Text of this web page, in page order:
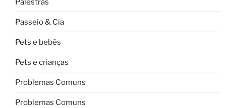
Palestras
Passeio & Cia
Pets e bebês
Pets e crianças
Problemas Comuns
Problemas Comuns